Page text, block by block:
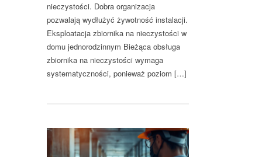
nieczystości. Dobra organizacja
pozwalają wydłużyć żywotność instalacji.
Eksploatacja zbiornika na nieczystości w
domu jednorodzinnym Bieżąca obsługa
zbiornika na nieczystości wymaga
systematyczności, ponieważ poziom […]